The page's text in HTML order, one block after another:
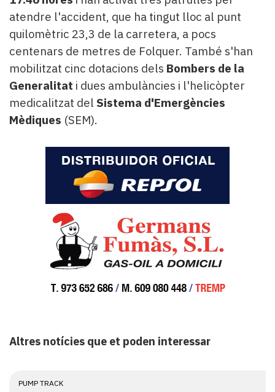
atendre l'accident, que ha tingut lloc al punt
quilomètric 23,3 de la carretera, a pocs
centenars de metres de Folquer. També s'han
mobilitzat cinc dotacions dels Bombers de la
Generalitat i dues ambulàncies i l'helicòpter
medicalitzat del Sistema d'Emergències
Mèdiques (SEM).
Altres notícies que et poden interessar
PUMP TRACK